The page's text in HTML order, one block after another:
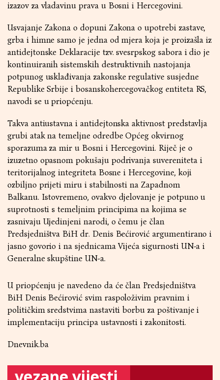
izazov za vladavinu prava u Bosni i Hercegovini.
Usvajanje Zakona o dopuni Zakona o upotrebi zastave,
grba i himne samo je jedna od mjera koja je proizašla iz
antidejtonske Deklaracije tzv. svesrpskog sabora i dio je
kontinuiranih sistemskih destruktivnih nastojanja
potpunog usklađivanja zakonske regulative susjedne
Republike Srbije i bosanskohercegovačkog entiteta RS,
navodi se u priopćenju.
Takva antiustavna i antidejtonska aktivnost predstavlja
grubi atak na temeljne odredbe Općeg okvirnog
sporazuma za mir u Bosni i Hercegovini. Riječ je o
izuzetno opasnom pokušaju podrivanja suvereniteta i
teritorijalnog integriteta Bosne i Hercegovine, koji
ozbiljno prijeti miru i stabilnosti na Zapadnom
Balkanu. Istovremeno, ovakvo djelovanje je potpuno u
suprotnosti s temeljnim principima na kojima se
zasnivaju Ujedinjeni narodi, o čemu je član
Predsjedništva BiH dr. Denis Bećirović argumentirano i
jasno govorio i na sjednicama Vijeća sigurnosti UN-a i
Generalne skupštine UN-a.
U priopćenju je navedeno da će član Predsjedništva
BiH Denis Bećirović svim raspoloživim pravnim i
političkim sredstvima nastaviti borbu za poštivanje i
implementaciju principa ustavnosti i zakonitosti.
Dnevnik.ba